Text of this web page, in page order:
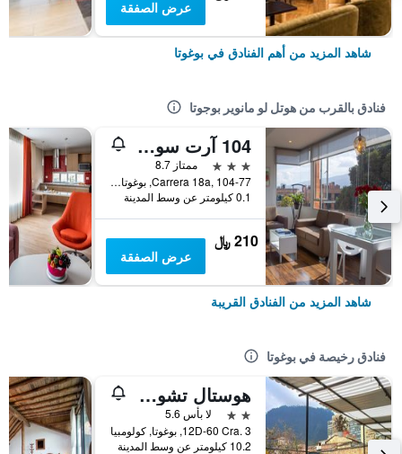
عرض الصفقة
شاهد المزيد من أهم الفنادق في بوغوتا
فنادق بالقرب من هوتل لو مانوير بوجوتا
104 آرت سويتس
3 نجوم
ممتاز 8.7
Carrera 18a, 104-77, بوغوتا, كولومبيا
0.1 كيلومتر عن وسط المدينة
210 ﷼
عرض الصفقة
شاهد المزيد من الفنادق القريبة
فنادق رخيصة في بوغوتا
هوستال تشورو دي كويفيدو كانديلاريا
2 نجمتين
لا بأس 5.6
12D-60 Cra. 3, بوغوتا, كولومبيا
10.2 كيلومتر عن وسط المدينة